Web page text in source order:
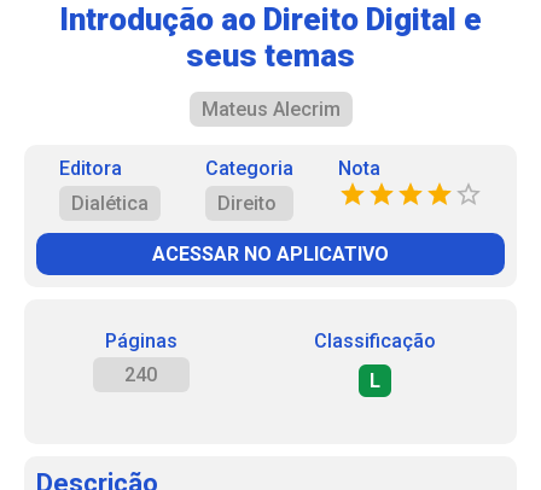
Introdução ao Direito Digital e
seus temas
Mateus Alecrim
Editora
Dialética
Categoria
Direito
Nota
ACESSAR NO APLICATIVO
Páginas
240
Classificação
L
Descrição